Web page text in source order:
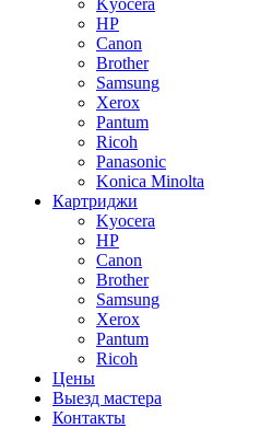
Kyocera
HP
Canon
Brother
Samsung
Xerox
Pantum
Ricoh
Panasonic
Konica Minolta
Картриджи
Kyocera
HP
Canon
Brother
Samsung
Xerox
Pantum
Ricoh
Цены
Выезд мастера
Контакты